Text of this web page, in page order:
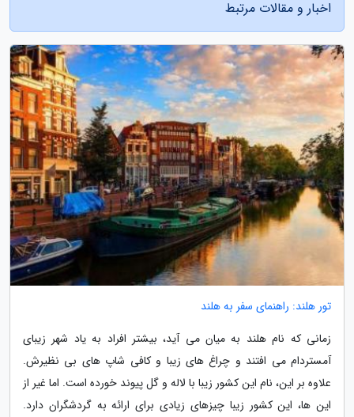
اخبار و مقالات مرتبط
تور هلند: راهنمای سفر به هلند
زمانی که نام هلند به میان می آید، بیشتر افراد به یاد شهر زیبای
آمستردام می افتند و چراغ های زیبا و کافی شاپ های بی نظیرش.
علاوه بر این، نام این کشور زیبا با لاله و گل پیوند خورده است. اما غیر از
این ها، این کشور زیبا چیزهای زیادی برای ارائه به گردشگران دارد.